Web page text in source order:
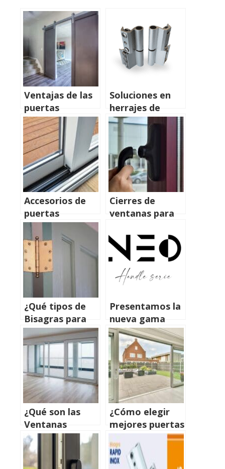
Ventajas de las
puertas
correderas
Soluciones en
herrajes de
aluminio
Accesorios de
puertas
correderas de
aluminio
Cierres de
ventanas para
tuyos
¿Qué tipos de
Bisagras para
puertas son más
recomendadas?
Presentamos la
nueva gama
NEO
¿Qué son las
Ventanas
Osciloparalelas?
Beneficios y
Tipos
¿Cómo elegir
mejores puertas
corredizas para
exteriores?